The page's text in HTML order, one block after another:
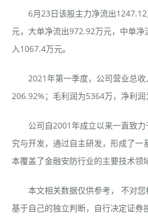
6月23日该股主力净流出1247.12
元，大单净流出972.92万元，中单
入1067.4万元。
2021年第一季度，公司营业总收
206.92%；毛利润为5364万，净利润
公司自2001年成立以来一直致力
究与开发，通过自主研发，形成了一
本覆盖了金融安防行业的主要技术领
本文相关数据仅供参考， 不对您
基于自己的独立判断，自行决定证券